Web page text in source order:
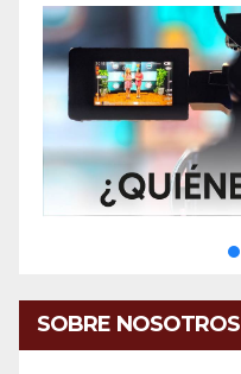
SOBRE NOSOTROS